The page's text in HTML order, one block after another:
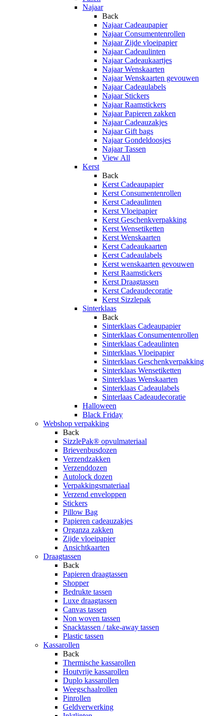
Najaar
Back
Najaar Cadeaupapier
Najaar Consumentenrollen
Najaar Zijde vloeipapier
Najaar Cadeaulinten
Najaar Cadeaukaartjes
Najaar Wenskaarten
Najaar Wenskaarten gevouwen
Najaar Cadeaulabels
Najaar Stickers
Najaar Raamstickers
Najaar Papieren zakken
Najaar Cadeauzakjes
Najaar Gift bags
Najaar Gondeldoosjes
Najaar Tassen
View All
Kerst
Back
Kerst Cadeaupapier
Kerst Consumentenrollen
Kerst Cadeaulinten
Kerst Vloeipapier
Kerst Geschenkverpakking
Kerst Wensetiketten
Kerst Wenskaarten
Kerst Cadeaukaarten
Kerst Cadeaulabels
Kerst wenskaarten gevouwen
Kerst Raamstickers
Kerst Draagtassen
Kerst Cadeaudecoratie
Kerst Sizzlepak
Sinterklaas
Back
Sinterklaas Cadeaupapier
Sinterklaas Consumentenrollen
Sinterklaas Cadeaulinten
Sinterklaas Vloeipapier
Sinterklaas Geschenkverpakking
Sinterklaas Wensetiketten
Sinterklaas Wenskaarten
Sinterklaas Cadeaulabels
Sinterlaas Cadeaudecoratie
Halloween
Black Friday
Webshop verpakking
Back
SizzlePak® opvulmateriaal
Brievenbusdozen
Verzendzakken
Verzenddozen
Autolock dozen
Verpakkingsmateriaal
Verzend enveloppen
Stickers
Pillow Bag
Papieren cadeauzakjes
Organza zakken
Zijde vloeipapier
Ansichtkaarten
Draagtassen
Back
Papieren draagtassen
Shopper
Bedrukte tassen
Luxe draagtassen
Canvas tassen
Non woven tassen
Snacktassen / take-away tassen
Plastic tassen
Kassarollen
Back
Thermische kassarollen
Houtvrije kassarollen
Duplo kassarollen
Weegschaalrollen
Pinrollen
Geldverwerking